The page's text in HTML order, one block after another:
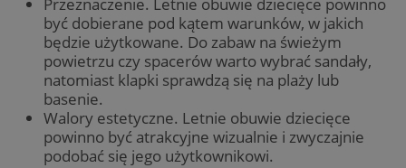
Przeznaczenie. Letnie obuwie dziecięce powinno
być dobierane pod kątem warunków, w jakich
będzie użytkowane. Do zabaw na świeżym
powietrzu czy spacerów warto wybrać sandały,
natomiast klapki sprawdzą się na plaży lub
basenie.
Walory estetyczne. Letnie obuwie dziecięce
powinno być atrakcyjne wizualnie i zwyczajnie
podobać się jego użytkownikowi.